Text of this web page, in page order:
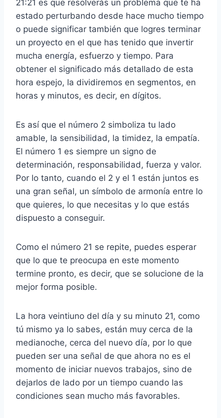
21:21 es que resolverás un problema que te ha
estado perturbando desde hace mucho tiempo
o puede significar también que logres terminar
un proyecto en el que has tenido que invertir
mucha energía, esfuerzo y tiempo. Para
obtener el significado más detallado de esta
hora espejo, la dividiremos en segmentos, en
horas y minutos, es decir, en dígitos.
Es así que el número 2 simboliza tu lado
amable, la sensibilidad, la timidez, la empatía.
El número 1 es siempre un signo de
determinación, responsabilidad, fuerza y valor.
Por lo tanto, cuando el 2 y el 1 están juntos es
una gran señal, un símbolo de armonía entre lo
que quieres, lo que necesitas y lo que estás
dispuesto a conseguir.
Como el número 21 se repite, puedes esperar
que lo que te preocupa en este momento
termine pronto, es decir, que se solucione de la
mejor forma posible.
La hora veintiuno del día y su minuto 21, como
tú mismo ya lo sabes, están muy cerca de la
medianoche, cerca del nuevo día, por lo que
pueden ser una señal de que ahora no es el
momento de iniciar nuevos trabajos, sino de
dejarlos de lado por un tiempo cuando las
condiciones sean mucho más favorables.